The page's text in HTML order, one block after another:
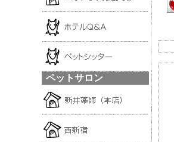
ペットサロン